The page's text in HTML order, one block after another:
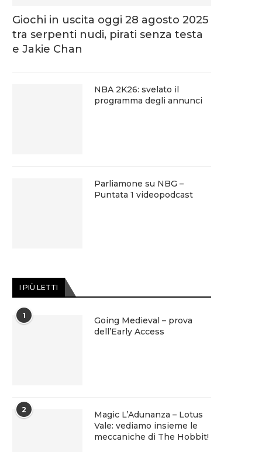
Giochi in uscita oggi 28 agosto 2025
tra serpenti nudi, pirati senza testa
e Jakie Chan
NBA 2K26: svelato il
programma degli annunci
Parliamone su NBG –
Puntata 1 videopodcast
I PIÙ LETTI
1
Going Medieval – prova
dell’Early Access
2
Magic L’Adunanza – Lotus
Vale: vediamo insieme le
meccaniche di The Hobbit!